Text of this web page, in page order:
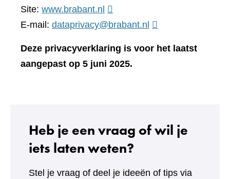
Site: www.brabant.nl (verwijst
naar
andere
E-mail: dataprivacy@brabant.nl
Deze privacyverklaring is voor het laatst
aangepast op 5 juni 2025.
Heb je een vraag of wil je
iets laten weten?
Stel je vraag of deel je ideeën of tips via